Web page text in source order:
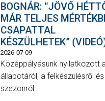
BOGNÁR: "JÖVŐ
MÁR TELJES
CSAPATTAL
KÉSZÜLHETEK”
2026-07-09
Középpályásunk nyilatkozott
állapotáról, a felkészülésről
szezonról.